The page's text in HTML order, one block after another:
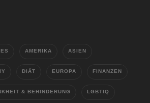
AMERIKA ASIEN
DIÄT EUROPA FINANZEN
& BEHINDERUNG LGBTIQ